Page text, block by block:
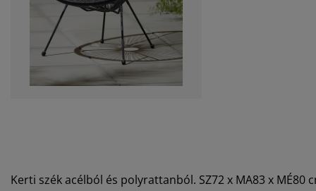
Kerti szék acélból és polyrattanból. SZ72 x MA83 x MÉ80